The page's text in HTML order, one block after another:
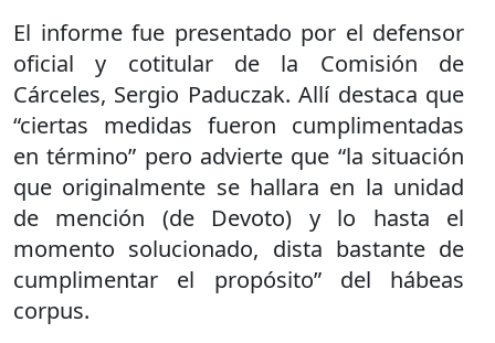
El informe fue presentado por el defensor
oficial y cotitular de la Comisión de
Cárceles, Sergio Paduczak. Allí destaca que
“ciertas medidas fueron cumplimentadas
en término” pero advierte que “la situación
que originalmente se hallara en la unidad
de mención (de Devoto) y lo hasta el
momento solucionado, dista bastante de
cumplimentar el propósito” del hábeas
corpus.